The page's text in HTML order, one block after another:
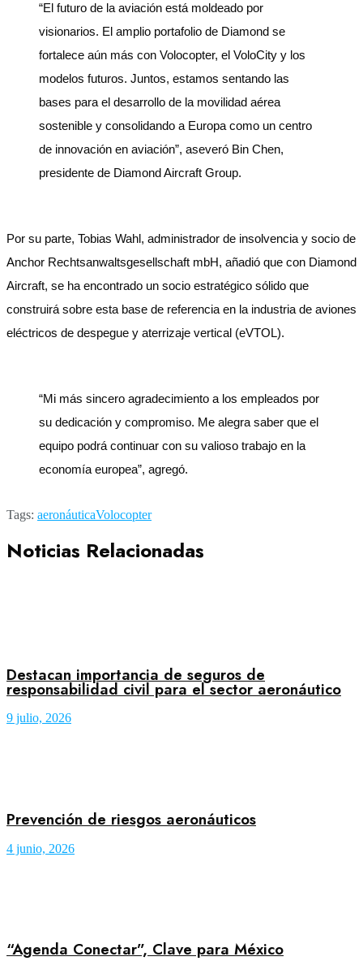
“El futuro de la aviación está moldeado por
visionarios. El amplio portafolio de Diamond se
fortalece aún más con Volocopter, el VoloCity y los
modelos futuros. Juntos, estamos sentando las
bases para el desarrollo de la movilidad aérea
sostenible y consolidando a Europa como un centro
de innovación en aviación”, aseveró Bin Chen,
presidente de Diamond Aircraft Group.
Por su parte, Tobias Wahl, administrador de insolvencia y socio de
Anchor Rechtsanwaltsgesellschaft mbH, añadió que con Diamond
Aircraft, se ha encontrado un socio estratégico sólido que
construirá sobre esta base de referencia en la industria de aviones
eléctricos de despegue y aterrizaje vertical (eVTOL).
“Mi más sincero agradecimiento a los empleados por
su dedicación y compromiso. Me alegra saber que el
equipo podrá continuar con su valioso trabajo en la
economía europea”, agregó.
Tags: aeronáuticaVolocopter
Noticias Relacionadas
Destacan importancia de seguros de
responsabilidad civil para el sector aeronáutico
9 julio, 2026
Prevención de riesgos aeronáuticos
4 junio, 2026
“Agenda Conectar”, Clave para México